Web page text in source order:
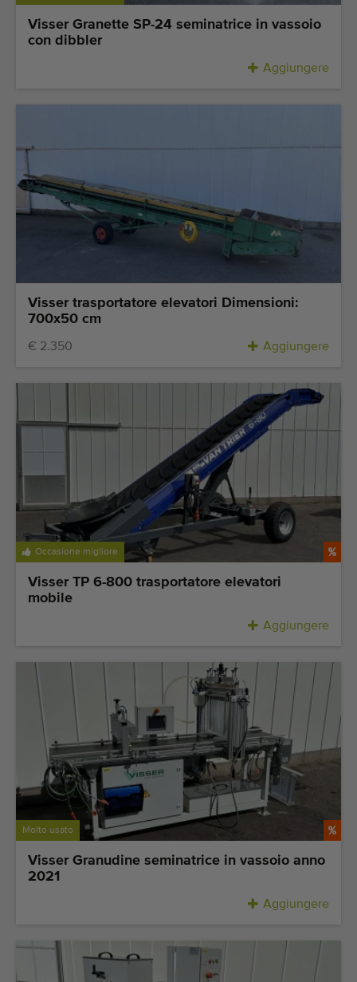
Visser Granette SP-24 seminatrice in vassoio
con dibbler
Aggiungere
Visser trasportatore elevatori Dimensioni:
700x50 cm
€ 2.350 Aggiungere
Occasione migliore
Visser TP 6-800 trasportatore elevatori
mobile
Aggiungere
Molto usato
Visser Granudine seminatrice in vassoio anno
2021
Aggiungere